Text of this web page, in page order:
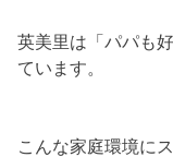
英美里は「パパも
ています。
こんな家庭環境に